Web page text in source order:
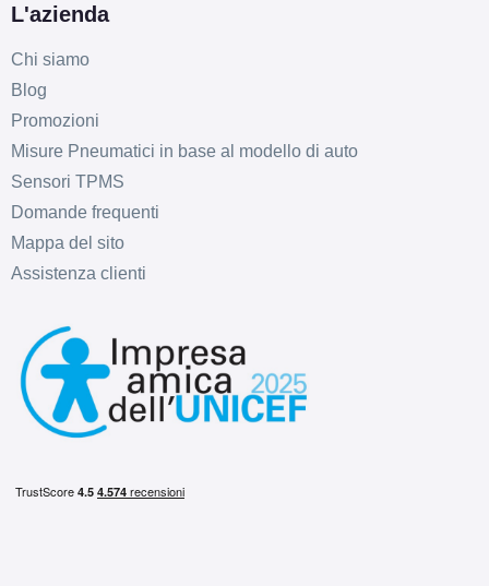
L'azienda
Chi siamo
Blog
Promozioni
Misure Pneumatici in base al modello di auto
Sensori TPMS
Domande frequenti
Mappa del sito
Assistenza clienti